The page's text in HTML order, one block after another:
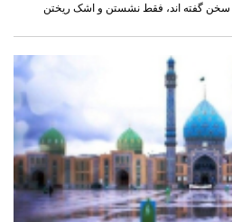
سخن گفته اند، فقط نشستن و اشک ریختن